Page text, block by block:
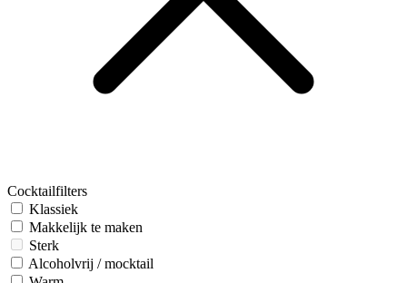
Cocktailfilters
Klassiek
Makkelijk te maken
Sterk
Alcoholvrij / mocktail